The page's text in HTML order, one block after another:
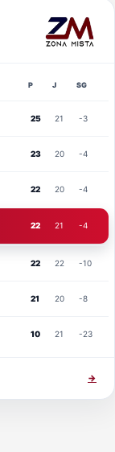
P J SG
25 21 -3
23 20 -4
22 20 -4
22 21 -4
22 22 -10
21 20 -8
10 21 -23
→